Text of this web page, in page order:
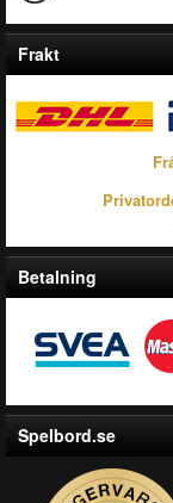
Frakt
Betalning
Spelbord.se